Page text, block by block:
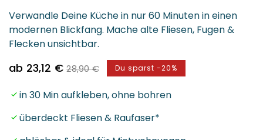
Verwandle Deine Küche in nur 60 Minuten in einen
modernen Blickfang. Mache alte Fliesen, Fugen &
Flecken unsichtbar.
Verkaufspreis
ab 23,12 € Normaler
28,90 € Du sparst -20%
in 30 Min aufkleben, ohne bohren
überdeckt Fliesen & Raufaser*